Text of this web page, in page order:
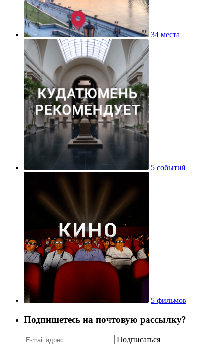
34 места
5 событий
5 фильмов
Подпишетесь на почтовую рассылку?
Подписаться